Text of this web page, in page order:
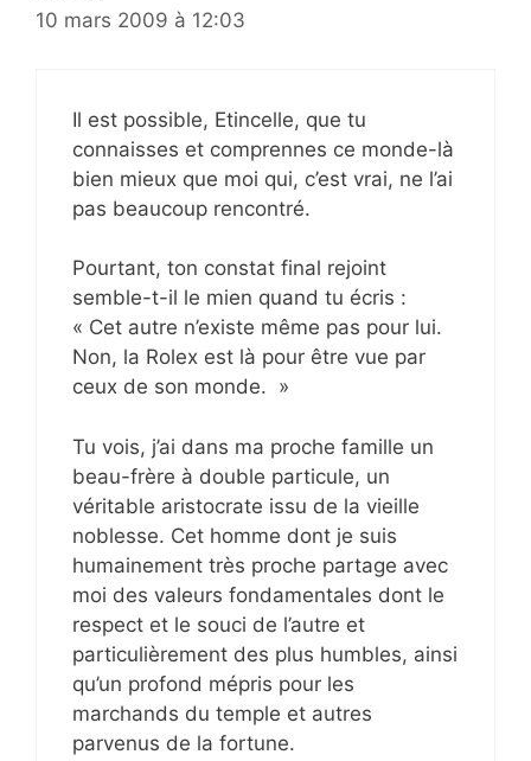
10 mars 2009 à 12:03
Il est possible, Etincelle, que tu
connaisses et comprennes ce monde-là
bien mieux que moi qui, c’est vrai, ne l’ai
pas beaucoup rencontré.
Pourtant, ton constat final rejoint
semble-t-il le mien quand tu écris :
« Cet autre n’existe même pas pour lui.
Non, la Rolex est là pour être vue par
ceux de son monde. »
Tu vois, j’ai dans ma proche famille un
beau-frère à double particule, un
véritable aristocrate issu de la vieille
noblesse. Cet homme dont je suis
humainement très proche partage avec
moi des valeurs fondamentales dont le
respect et le souci de l’autre et
particulièrement des plus humbles, ainsi
qu’un profond mépris pour les
marchands du temple et autres
parvenus de la fortune.